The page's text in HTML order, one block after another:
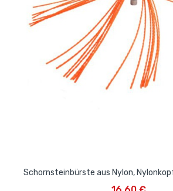
Schornsteinbürste aus Nylon,